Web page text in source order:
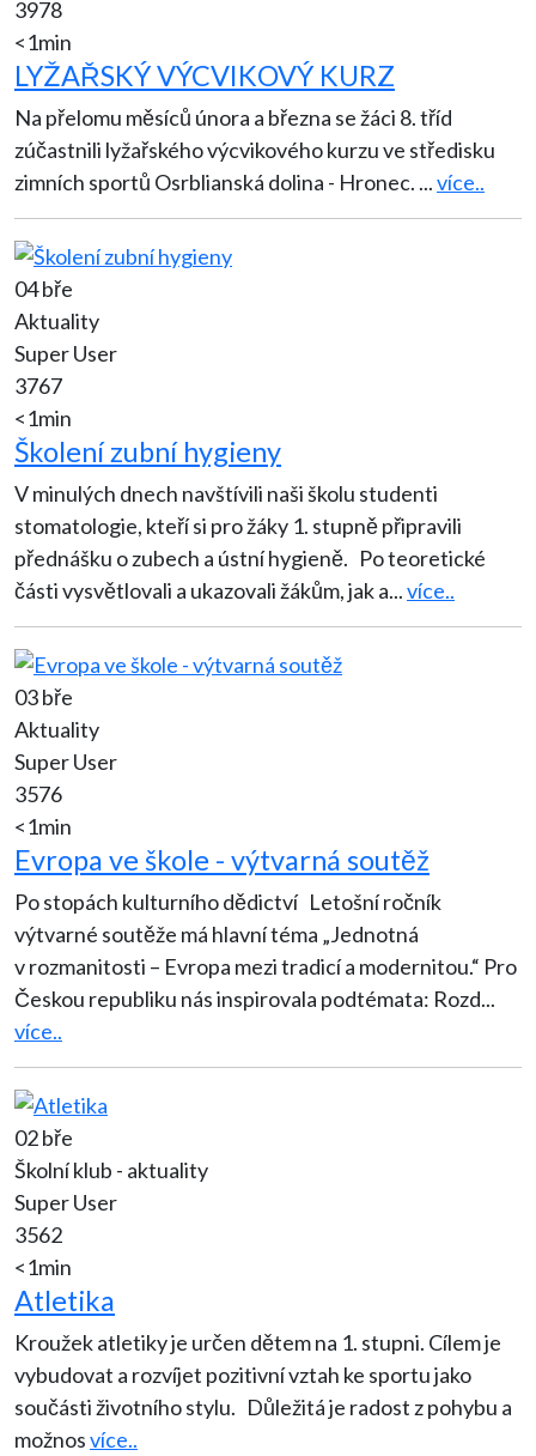
3978
<1min
LYŽAŘSKÝ VÝCVIKOVÝ KURZ
Na přelomu měsíců února a března se žáci 8. tříd
zúčastnili lyžařského výcvikového kurzu ve středisku
zimních sportů Osrblianská dolina - Hronec. ...více..
04 bře
Aktuality
Super User
3767
<1min
Školení zubní hygieny
V minulých dnech navštívili naši školu studenti
stomatologie, kteří si pro žáky 1. stupně připravili
přednášku o zubech a ústní hygieně. Po teoretické
části vysvětlovali a ukazovali žákům, jak a...více..
03 bře
Aktuality
Super User
3576
<1min
Evropa ve škole - výtvarná soutěž
Po stopách kulturního dědictví Letošní ročník
výtvarné soutěže má hlavní téma „Jednotná
v rozmanitosti – Evropa mezi tradicí a modernitou.“ Pro
Českou republiku nás inspirovala podtémata: Rozd...
více..
02 bře
Školní klub - aktuality
Super User
3562
<1min
Atletika
Kroužek atletiky je určen dětem na 1. stupni. Cílem je
vybudovat a rozvíjet pozitivní vztah ke sportu jako
součásti životního stylu. Důležitá je radost z pohybu a
možnosvíce..